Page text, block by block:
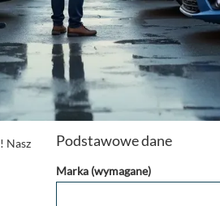
Nasz
Podstawowe dane
Marka (wymagane)